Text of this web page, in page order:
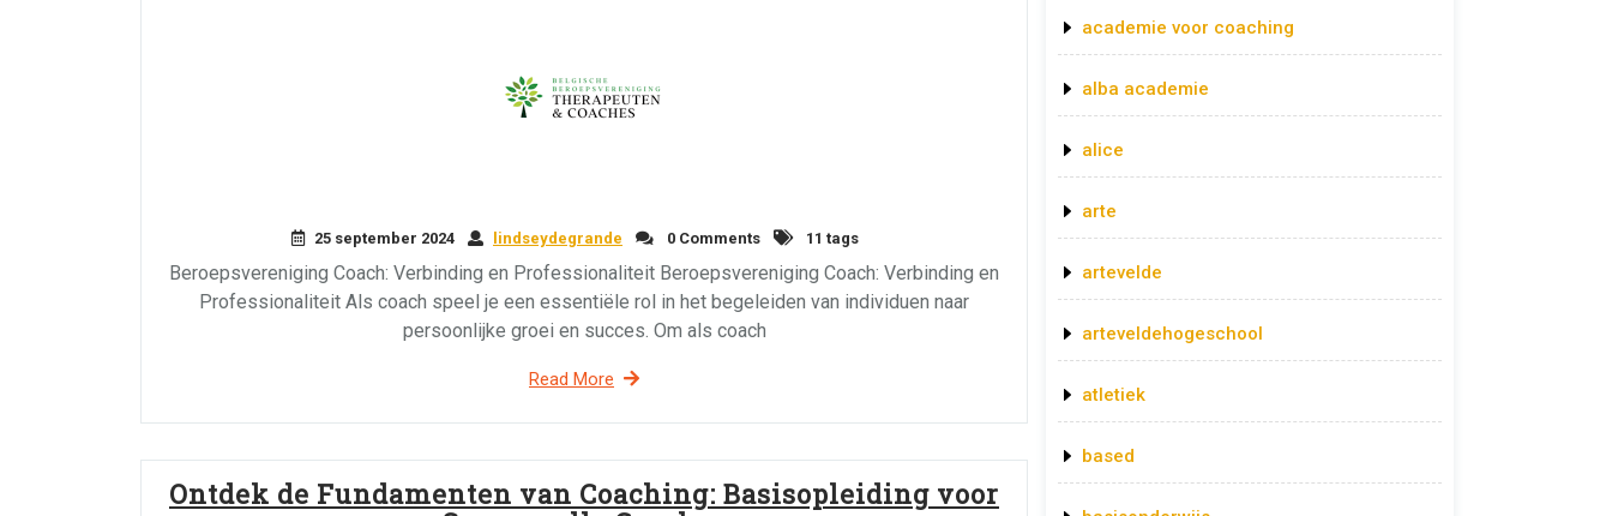
25 september 2024 lindseydegrande 0 Comments 11 tags
Beroepsvereniging Coach: Verbinding en Professionaliteit Beroepsvereniging Coach: Verbinding en
Professionaliteit Als coach speel je een essentiële rol in het begeleiden van individuen naar
persoonlijke groei en succes. Om als coach
Read More
Ontdek de Fundamenten van Coaching: Basisopleiding voor
academie voor coaching
alba academie
alice
arte
artevelde
arteveldehogeschool
atletiek
based